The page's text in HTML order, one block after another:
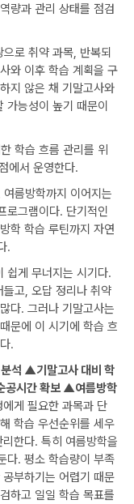
량과 관리 상태를 점검
로 취약 과목, 반복되
와 이후 학습 계획을 구
지 않은 채 기말고사와
가능성이 높기 때문이
학습 흐름 관리를 위
에서 운영한다.
름방학까지 이어지는
로그램이다. 단기적인
학 학습 루틴까지 자연
.
쉽게 무너지는 시기다.
고, 오답 정리나 취약
다. 그러나 기말고사는
문에 이 시기에 학습 흐
.
석 ▲기말고사 대비 학
공시간 확보 ▲여름방학
게 필요한 과목과 단
학습 우선순위를 세우
한다. 특히 여름방학을
다. 평소 학습량이 부족
부하기는 어렵기 때문
하고 일일 학습 목표를